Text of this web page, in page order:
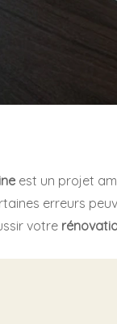
est un projet
erreurs
votre